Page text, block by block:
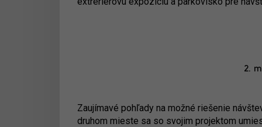
2.
Zaujímavé pohľady na možné riešenie
druhom mieste sa so svojim projektom